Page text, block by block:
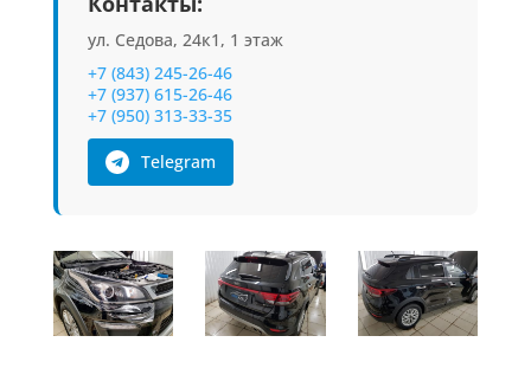
ул. Седова, 24к1, 1 этаж
+7 (843) 245-26-46
+7 (937) 615-26-46
+7 (950) 313-33-35
Telegram